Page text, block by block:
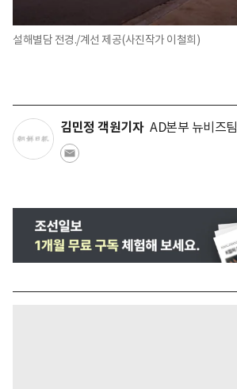
설해별담 전경./계선 제공(사진작가 이철희)
김민정 객원기자 AD본부 뉴비즈팀